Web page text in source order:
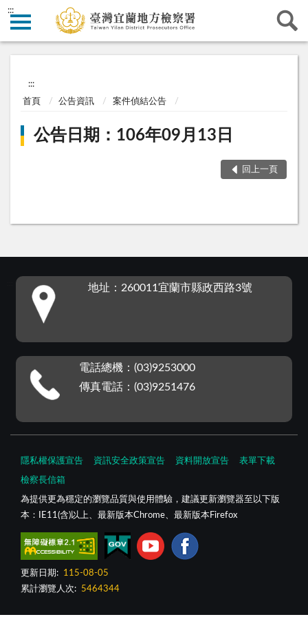
:::
:::
首頁 公告資訊 案件偵結公告
公告日期：106年09月13日
回上一頁
地址：260011宜蘭市縣政西路3號
電話總機：(03)9253000
傳真電話：(03)9251476
隱私權保護宣告 資訊安全政策宣告 資料開放宣告 表單下載
檢察長信箱
為提供更為穩定的瀏覽品質與使用體驗，建議更新瀏覽器至以下版
本：IE11(含)以上、最新版本Chrome、最新版本Firefox
更新日期:
115-08-05
累計瀏覽人次:
5464344